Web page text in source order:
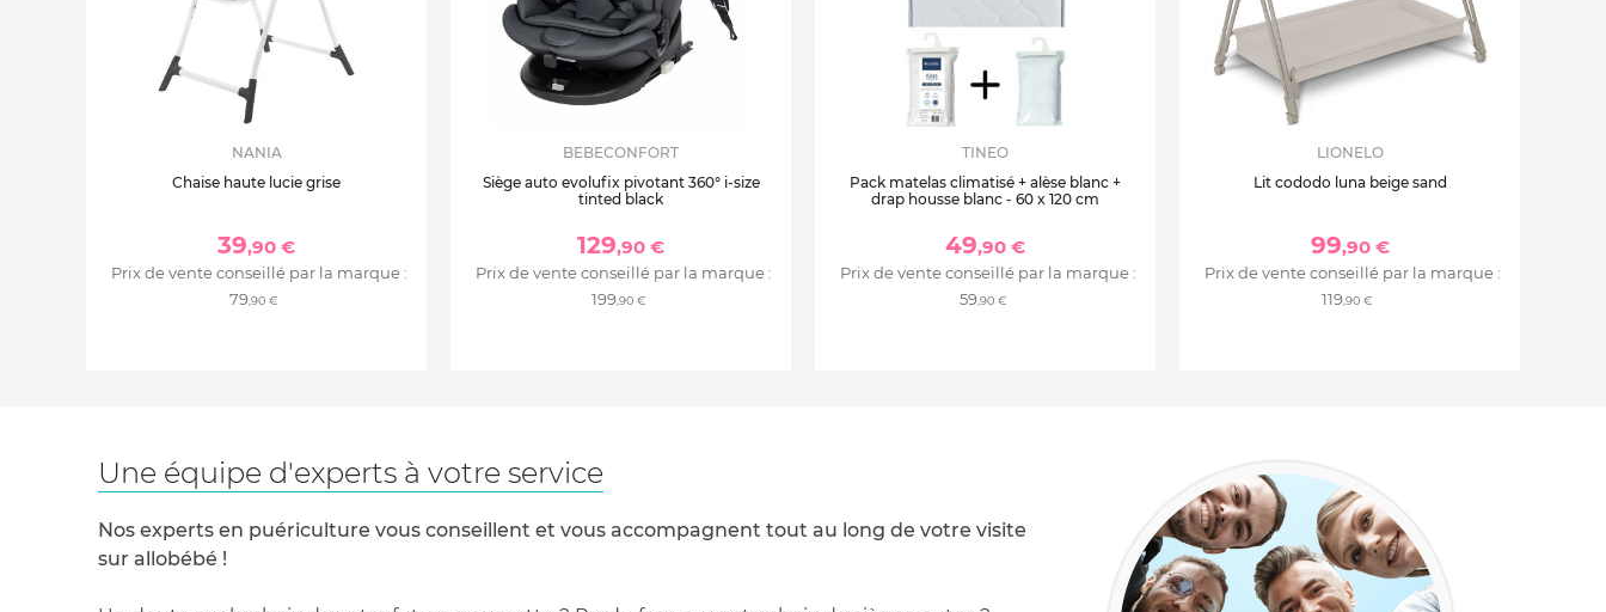
NANIA
Chaise haute lucie grise
39,90 €
Prix de vente conseillé par la marque :
79,90 €
BEBECONFORT
Siège auto evolufix pivotant 360° i-size
tinted black
129,90 €
Prix de vente conseillé par la marque :
199,90 €
TINEO
Pack matelas climatisé + alèse blanc +
drap housse blanc - 60 x 120 cm
49,90 €
Prix de vente conseillé par la marque :
59,90 €
LIONELO
Lit cododo luna beige sand
99,90 €
Prix de vente conseillé par la marque :
119,90 €
Une équipe d'experts à votre service
Nos experts en puériculture vous conseillent et vous accompagnent tout au long de votre visite
sur allobébé !